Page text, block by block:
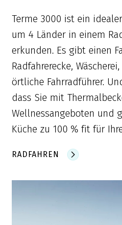
Terme 3000 ist ein
um 4 Länder in einem
erkunden. Es gibt einen
Radfahrerecke,
örtliche Fahrradführer.
dass Sie mit
Wellnessangeboten und
Küche zu 100 % fit für
RADFAHREN